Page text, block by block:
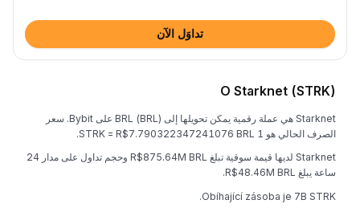
تداوَل الآن
O Starknet (STRK)
Starknet هي عملة رقمية يمكن تحويلها إلى BRL (BRL) على Bybit. سعر
الصرف الحالي هو 1 STRK = R$7.790322347241076 BRL.
Starknet لديها قيمة سوقية تبلغ R$875.64M BRL وحجم تداول على مدار 24
ساعة يبلغ R$48.46M BRL.
Obíhající zásoba je 7B STRK.